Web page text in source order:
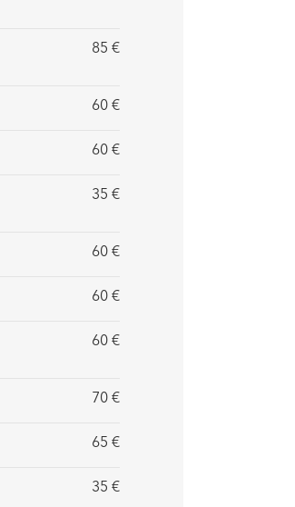
85 €
60 €
60 €
35 €
60 €
60 €
60 €
70 €
65 €
35 €